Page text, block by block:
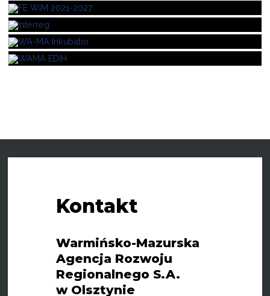
Kontakt
Warmińsko-Mazurska
Agencja Rozwoju
Regionalnego S.A.
w Olsztynie